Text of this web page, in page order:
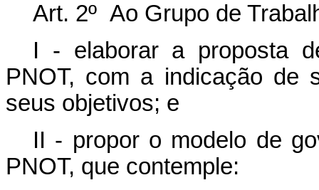
Art. 2º Ao Grupo de
I - elaborar a proposta
PNOT, com a indicação de
seus objetivos; e
II - propor o modelo de
PNOT, que contemple: